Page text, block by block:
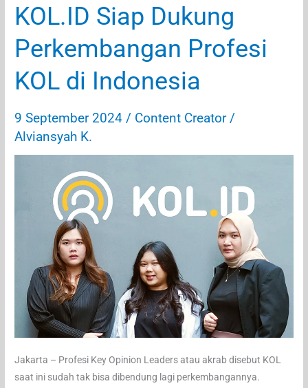
KOL.ID Siap Dukung
Perkembangan Profesi
KOL di Indonesia
9 September 2024/ Content Creator/
Alviansyah K.
Jakarta – Profesi Key Opinion Leaders atau akrab disebut KOL
saat ini sudah tak bisa dibendung lagi perkembangannya.